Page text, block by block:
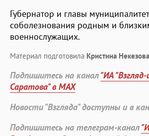
Губернатор и главы
соболезнования родным и
военнослужащих.
Материал подготовила Кристина Некезова
Подпишитесь на канал"ИА
Саратова" в MAX
Новости "Взгляда" доступны и в
Подпишитесь на телеграм-канал